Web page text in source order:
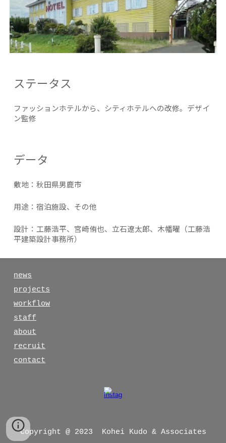
ステータス
ファッションホテルから、シティホテルへの改修。デザイ
ン監修
データ
敷地：秋田県男鹿市
​用途：宿泊施設、その他
設計：工藤浩平、宮崎侑也、立石遼太郎、木幡曜（工藤浩
平建築設計事務所）
news
projects
workflow
staff
about
recruit
contact
Copyright @ 2023 Kohei Kudo & Associates